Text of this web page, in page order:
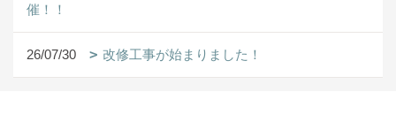
催！！
26/07/30 改修工事が始まりました！